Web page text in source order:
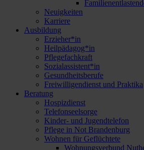
Neuigkeiten
Karriere
Ausbildung
Erzieher*in
Heilpädagog*in
Pflegefachkraft
Sozialassistent*in
Gesundheitsberufe
Freiwilligendienst und Praktika
Beratung
Hospizdienst
Telefonseelsorge
Kinder- und Jugendtelefon
Pflege in Not Brandenburg
Wohnen für Geflüchtete
Wohnungsverbund